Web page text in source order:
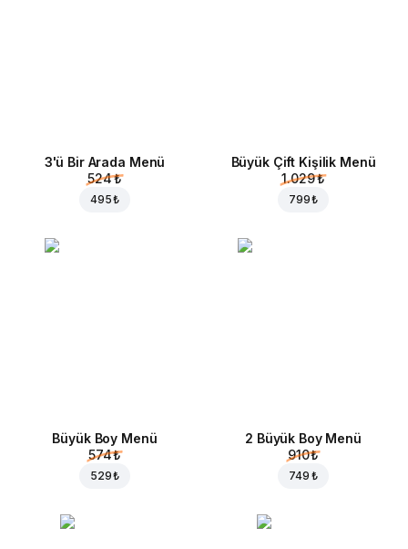
3'ü Bir Arada Menü
524 ₺
495 ₺
Büyük Çift Kişilik Menü
1.029 ₺
799 ₺
Büyük Boy Menü
574 ₺
529 ₺
2 Büyük Boy Menü
910 ₺
749 ₺